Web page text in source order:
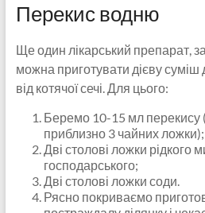
Перекис водню
Ще один лікарський препарат,
можна приготувати дієву
від котячої сечі. Для цього:
Беремо 10-15 мл перекису
приблизно 3 чайних ложки);
Дві столові ложки рідкого
господарського;
Дві столові ложки соди.
Рясно покриваємо